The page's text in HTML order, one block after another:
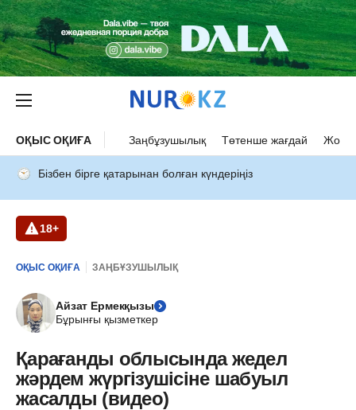
ОҚЫС ОҚИҒА Заңбұзушылық Төтенше жағдай Жол
Бізбен бірге қатарынан болған күндеріңіз
18+
ОҚЫС ОҚИҒА ЗАҢБҰЗУШЫЛЫҚ
Айзат Ермекқызы
Бұрынғы қызметкер
Қарағанды облысында жедел
жәрдем жүргізушісіне шабуыл
жасалды (видео)